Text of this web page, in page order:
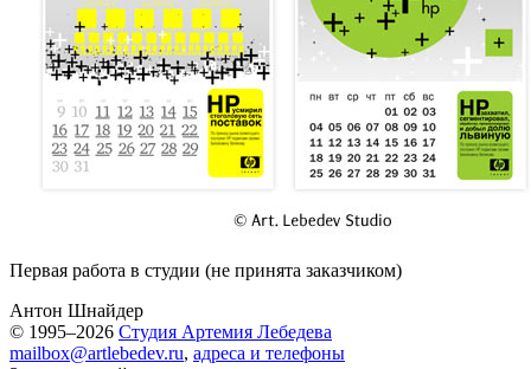
Первая работа в студии (не принята заказчиком)
Антон Шнайдер
© 1995–2026 Студия Артемия Лебедева
mailbox@artlebedev.ru, адреса и телефоны